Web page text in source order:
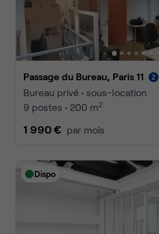
Passage du Bureau, Paris 11
Bureau privé • sous-location
9 postes • 200 m2
1 990 € par mois
Dispo